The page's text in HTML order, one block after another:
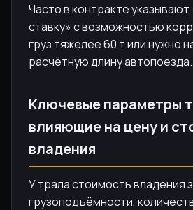
Часто в контракте
ставку» с возможностью
груз тяжелее 60 т или нужно
расчётную длину автопоезда.
Ключевые параметры
влияющие на цену и
владения
У трала стоимость владения
грузоподъёмности,